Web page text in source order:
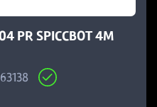
PR SPICCBOT 4M